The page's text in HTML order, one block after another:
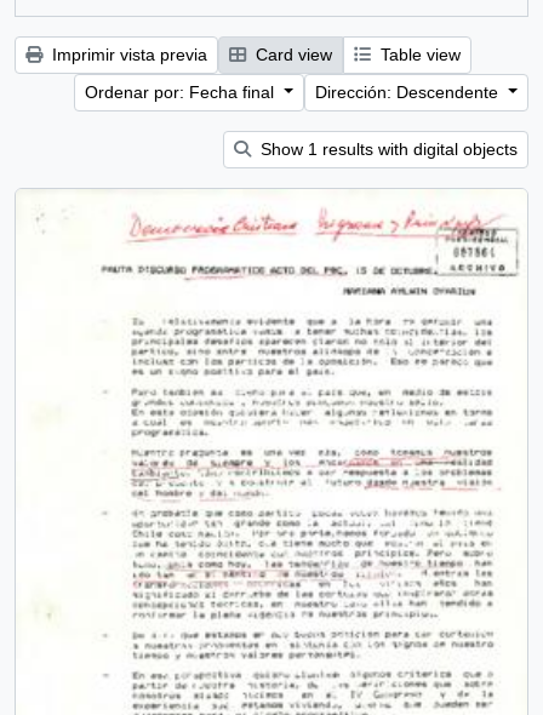
Imprimir vista previa Card view
Table view
Ordenar por: Fecha final
Dirección: Descendente
Show 1 results with digital objects